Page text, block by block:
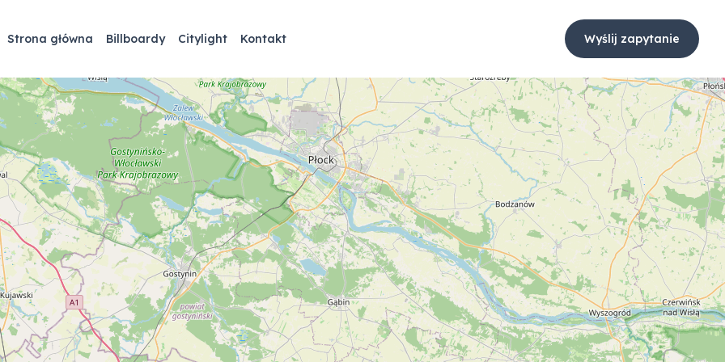
Strona główna Billboardy Citylight Kontakt Wyślij zapytanie